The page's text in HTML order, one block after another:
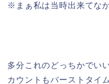
※まぁ私は当時出来てな
多分これのどっちかでい
カウントもバーストタイ